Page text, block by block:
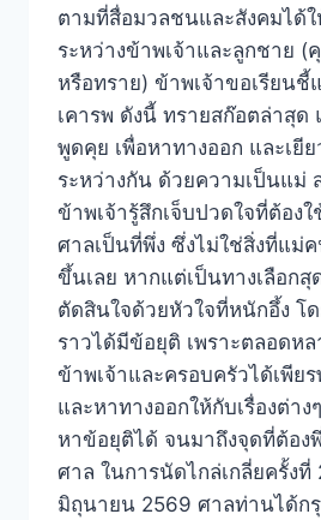
ตามที่สื่อมวลชนและสังคมได้
ระหว่างข้าพเจ้าและลูกชาย
หรือทราย) ข้าพเจ้าขอเรียนชี้
เคารพ ดังนี้ ทรายสก๊อตล่าสุด
พูดคุย เพื่อหาทางออก และเยี
ระหว่างกัน ด้วยความเป็นแม่
ข้าพเจ้ารู้สึกเจ็บปวดใจที่ต้อง
ศาลเป็นที่พึ่ง ซึ่งไม่ใช่สิ่งที่แม่
ขึ้นเลย หากแต่เป็นทางเลือก
ตัดสินใจด้วยหัวใจที่หนักอึ้ง โด
ราวได้มีข้อยุติ เพราะตลอดห
ข้าพเจ้าและครอบครัวได้เพีย
และหาทางออกให้กับเรื่องต่า
หาข้อยุติได้ จนมาถึงจุดที่ต้อง
ศาล ในการนัดไกล่เกลี่ยครั้งที่
มิถุนายน 2569 ศาลท่านได้ก